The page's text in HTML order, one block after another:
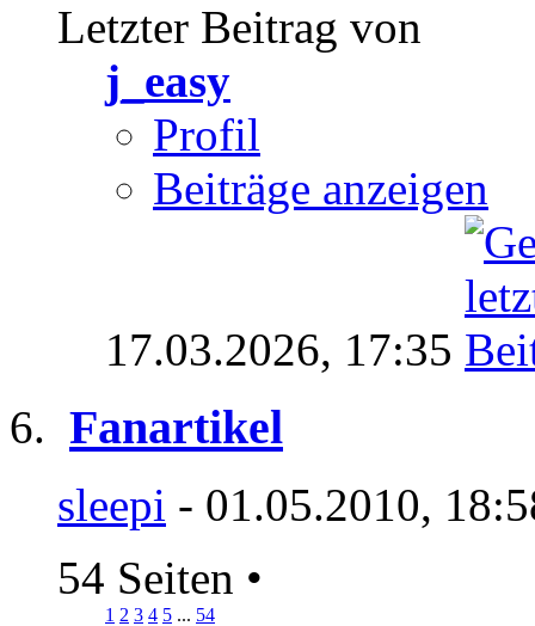
Letzter Beitrag von
j_easy
Profil
Beiträge anzeigen
17.03.2026, 17:35
Fanartikel
sleepi - 01.05.2010,
54 Seiten •
1 2 3 4 5 ... 54